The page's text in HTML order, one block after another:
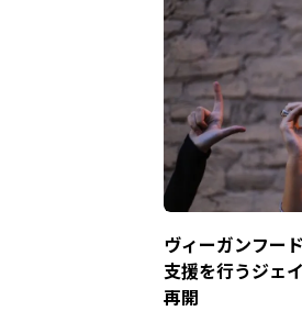
ヴィーガンフー
支援を行うジェ
再開